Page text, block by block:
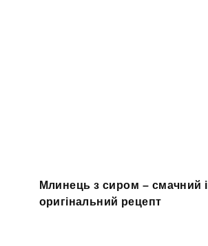
Млинець з сиром – смачний і
оригінальний рецепт